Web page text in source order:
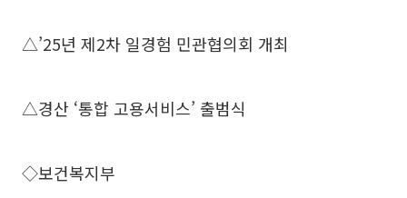
△’25년 제2차 일경험 민관협의회 개최
△경산 ‘통합 고용서비스’ 출범식
◇보건복지부